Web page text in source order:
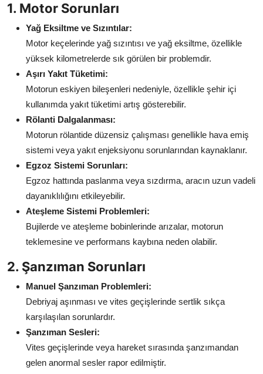
1. Motor Sorunları
Yağ Eksiltme ve Sızıntılar:
Motor keçelerinde yağ sızıntısı ve yağ eksiltme, özellikle
yüksek kilometrelerde sık görülen bir problemdir.
Aşırı Yakıt Tüketimi:
Motorun eskiyen bileşenleri nedeniyle, özellikle şehir içi
kullanımda yakıt tüketimi artış gösterebilir.
Rölanti Dalgalanması:
Motorun rölantide düzensiz çalışması genellikle hava emiş
sistemi veya yakıt enjeksiyonu sorunlarından kaynaklanır.
Egzoz Sistemi Sorunları:
Egzoz hattında paslanma veya sızdırma, aracın uzun vadeli
dayanıklılığını etkileyebilir.
Ateşleme Sistemi Problemleri:
Bujilerde ve ateşleme bobinlerinde arızalar, motorun
teklemesine ve performans kaybına neden olabilir.
2. Şanzıman Sorunları
Manuel Şanzıman Problemleri:
Debriyaj aşınması ve vites geçişlerinde sertlik sıkça
karşılaşılan sorunlardır.
Şanzıman Sesleri:
Vites geçişlerinde veya hareket sırasında şanzımandan
gelen anormal sesler rapor edilmiştir.